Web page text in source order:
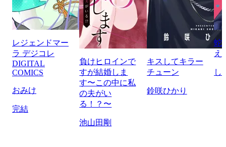
レジェンドマー
ラ デジコレ
DIGITAL
COMICS
おみけ
完結
負けヒロインで
すが結婚しま
す〜この中に私
の夫がい
る！？〜
池山田剛
キスしてキラー
チューン
鈴咲ひかり
蛇
え
し